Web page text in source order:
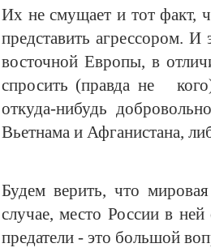
Их не смущает и тот факт,
представить агрессором.
восточной Европы, в
спросить (правда не
откуда-нибудь
Вьетнама и Афганистана,
Будем верить, что
случае, место России в
предатели - это большой